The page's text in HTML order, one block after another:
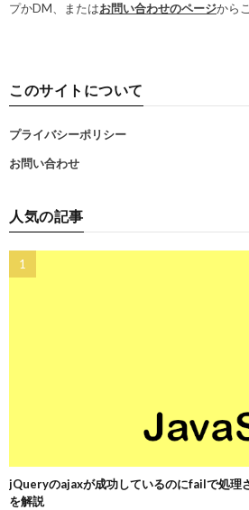
プかDM、またはお問い合わせのページから
このサイトについて
プライバシーポリシー
お問い合わせ
人気の記事
jQueryのajaxが成功しているのにfailで処理
を解説